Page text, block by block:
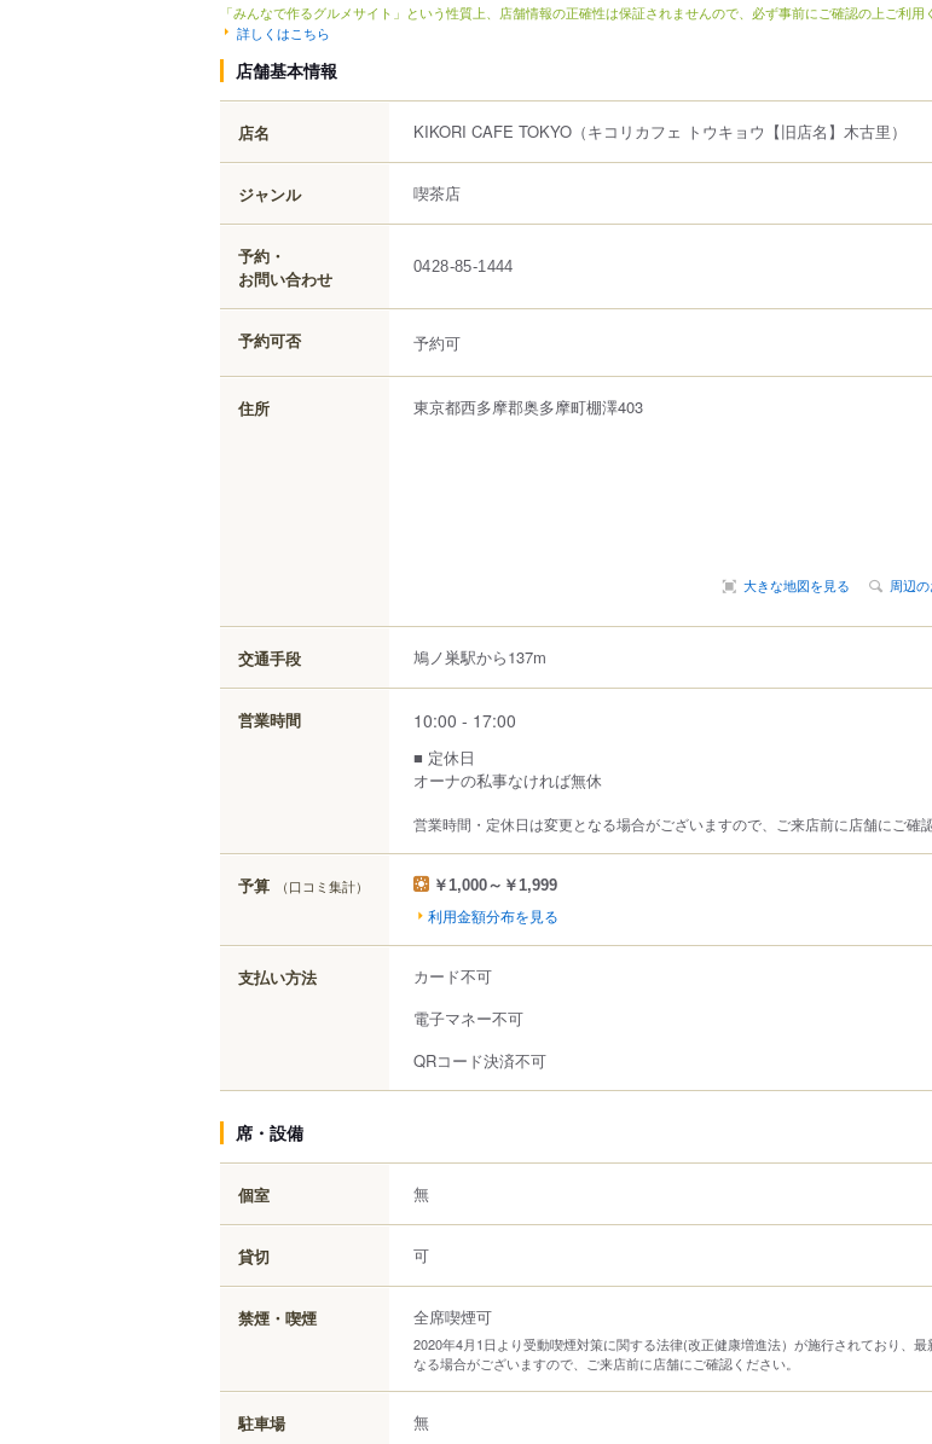
「みんなで作るグルメサイト」という性質上、店舗情報の正確性は保証されませんので、必ず事前にご確認の上ご利用
詳しくはこちら
店舗基本情報
店名 KIKORI CAFE TOKYO （キコリカフェ トウキョウ【旧店名】木古里）
ジャンル 喫茶店
予約・
お問い合わせ
0428-85-1444
予約可否 予約可
住所 東京都西多摩郡奥多摩町棚澤403
大きな地図を見る 周辺
交通手段 鳩ノ巣駅から137m
営業時間 10:00 - 17:00
■ 定休日
オーナの私事なければ無休
営業時間・定休日は変更となる場合がございますので、ご来店前に店舗にご確認
予算 （口コミ集計） ￥1,000～￥1,999
利用金額分布を見る
支払い方法
カード不可
電子マネー不可
QRコード決済不可
席・設備
個室 無
貸切 可
禁煙・喫煙 全席喫煙可
2020年4月1日より受動喫煙対策に関する法律(改正健康増進法）が施行されており、最
なる場合がございますので、ご来店前に店舗にご確認ください。
駐車場 無